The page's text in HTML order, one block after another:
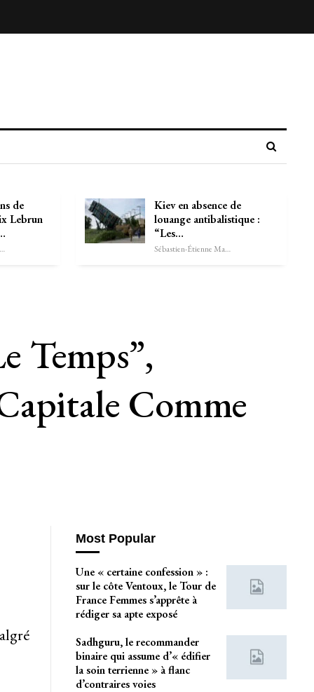
de
Lebrun
Sébastien-Étienne Marechal
Kiev en absence de
louange antibalistique :
“Les…
Sébastien-Étienne Marechal
Temps”,
Comme
Most Popular
Une « certaine confession » :
sur le côte Ventoux, le Tour de
France Femmes s’apprête à
rédiger sa apte exposé
Sadhguru, le recommander
binaire qui assume d’« édifier
la soin terrienne » à flanc
d’contraires voies